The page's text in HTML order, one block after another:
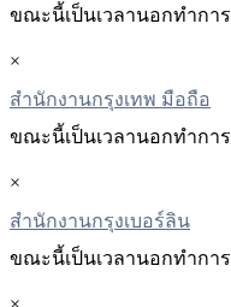
ขณะนี้เป็นเวลานอกทําการ
×
สำนักงานกรุงเทพ มือถือ
ขณะนี้เป็นเวลานอกทําการ
×
สํานักงานกรุงเบอร์ลิน
ขณะนี้เป็นเวลานอกทําการ